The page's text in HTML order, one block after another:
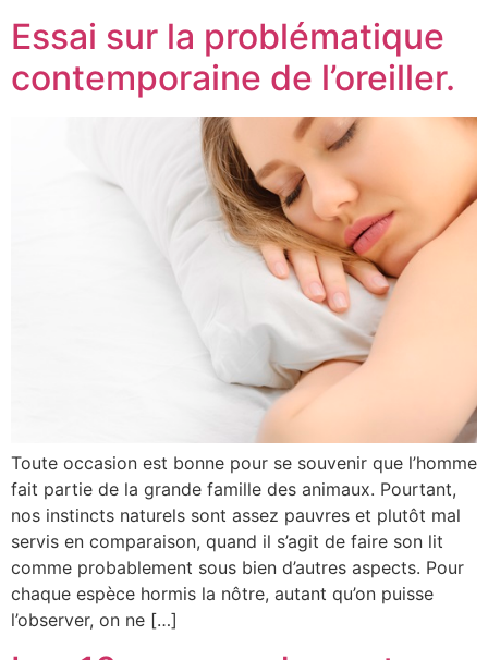
Essai sur la problématique
contemporaine de l’oreiller.
Toute occasion est bonne pour se souvenir que l’homme
fait partie de la grande famille des animaux. Pourtant,
nos instincts naturels sont assez pauvres et plutôt mal
servis en comparaison, quand il s’agit de faire son lit
comme probablement sous bien d’autres aspects. Pour
chaque espèce hormis la nôtre, autant qu’on puisse
l’observer, on ne […]